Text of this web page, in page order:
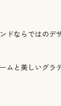
ドならではのデ
ムと美しいグラ